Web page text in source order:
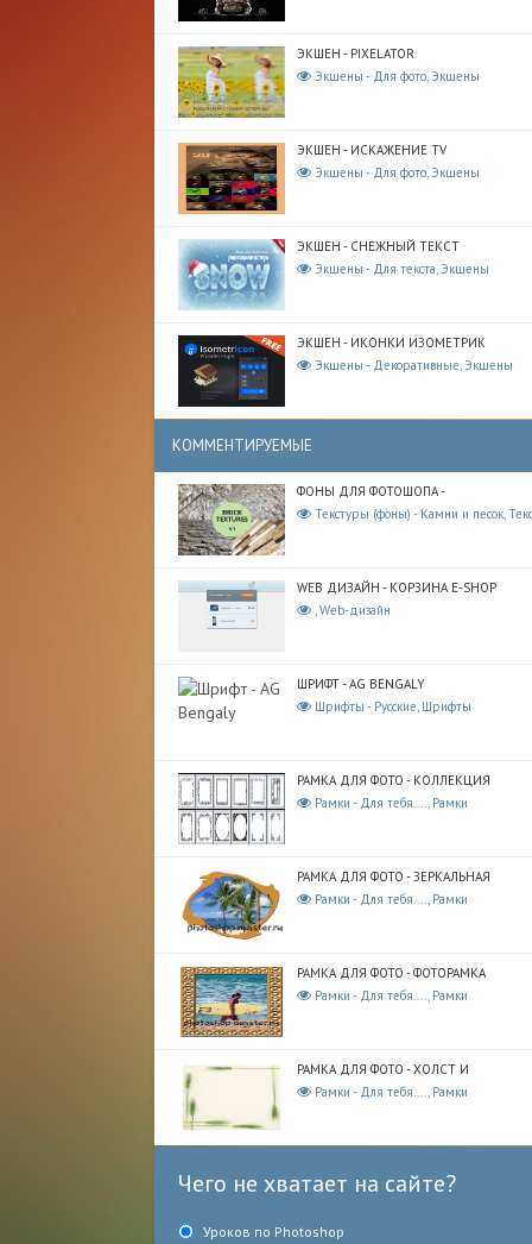
ЭКШЕН - PIXELATOR
Экшены - Для фото, Экшены
ЭКШЕН - ИСКАЖЕНИЕ TV
Экшены - Для фото, Экшены
ЭКШЕН - СНЕЖНЫЙ ТЕКСТ
Экшены - Для текста, Экшены
ЭКШЕН - ИКОНКИ ИЗОМЕТРИК
Экшены - Декоративные, Экшены
КОММЕНТИРУЕМЫЕ
ФОНЫ ДЛЯ ФОТОШОПА -
Текстуры (фоны) - Камни и песок,
WEB ДИЗАЙН - КОРЗИНА E-SHOP
, Web-дизайн
ШРИФТ - AG BENGALY
Шрифты - Русские, Шрифты
РАМКА ДЛЯ ФОТО - КОЛЛЕКЦИЯ
Рамки - Для тебя...., Рамки
РАМКА ДЛЯ ФОТО - ЗЕРКАЛЬНАЯ
Рамки - Для тебя...., Рамки
РАМКА ДЛЯ ФОТО - ФОТОРАМКА
Рамки - Для тебя...., Рамки
РАМКА ДЛЯ ФОТО - ХОЛСТ И
Рамки - Для тебя...., Рамки
Чего не хватает на сайте?
Уроков по Photoshop